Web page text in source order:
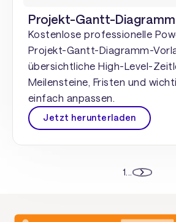
Projekt-Gantt-
Kostenlose professionelle
Projekt-Gantt-Diagramm-
übersichtliche High-Level-
Meilensteine, Fristen und
einfach anpassen.
Jetzt herunterladen
1